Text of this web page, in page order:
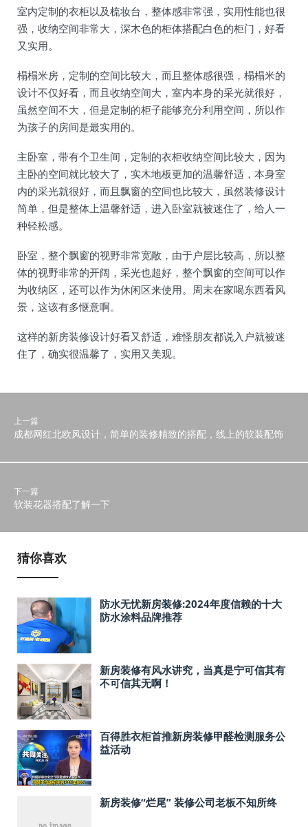
室内定制的衣柜以及梳妆台，整体感非常强，实用性能也很
强，收纳空间非常大，深木色的柜体搭配白色的柜门，好看
又实用。
榻榻米房，定制的空间比较大，而且整体感很强，榻榻米的
设计不仅好看，而且收纳空间大，室内本身的采光就很好，
虽然空间不大，但是定制的柜子能够充分利用空间，所以作
为孩子的房间是最实用的。
主卧室，带有个卫生间，定制的衣柜收纳空间比较大，因为
主卧的空间就比较大了，实木地板更加的温馨舒适，本身室
内的采光就很好，而且飘窗的空间也比较大，虽然装修设计
简单，但是整体上温馨舒适，进入卧室就被迷住了，给人一
种轻松感。
卧室，整个飘窗的视野非常宽敞，由于户层比较高，所以整
体的视野非常的开阔，采光也超好，整个飘窗的空间可以作
为收纳区，还可以作为休闲区来使用。周末在家喝东西看风
景，这该有多惬意啊。
这样的新房装修设计好看又舒适，难怪朋友都说入户就被迷
住了，确实很温馨了，实用又美观。
上一篇
成都网红北欧风设计，简单的装修精致的搭配，线上的软装配饰
下一篇
软装花器搭配了解一下
猜你喜欢
防水无忧新房装修:2024年度信赖的十大
防水涂料品牌推荐
新房装修有风水讲究，当真是宁可信其有
不可信其无啊！
百得胜衣柜首推新房装修甲醛检测服务公
益活动
新房装修“烂尾” 装修公司老板不知所终